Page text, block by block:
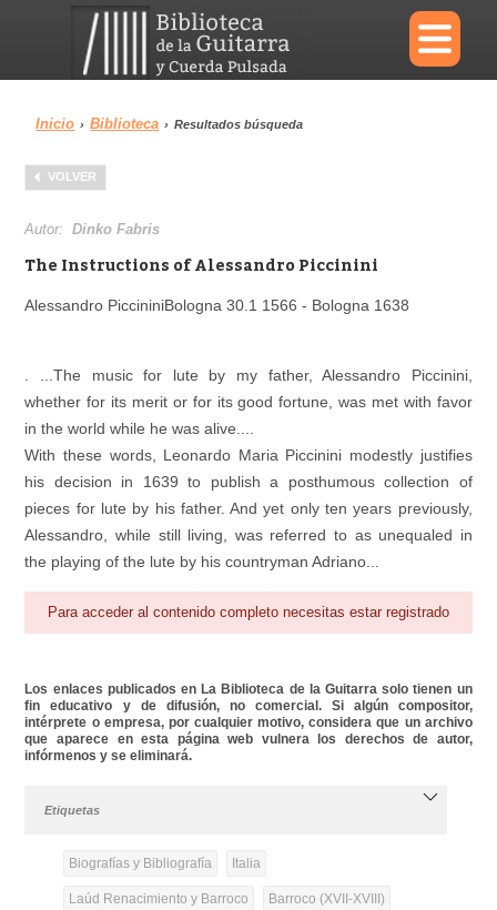
×
Menu
Biblioteca
Inicio › Biblioteca › Resultados búsqueda
VOLVER
Autor:Dinko Fabris
The Instructions of Alessandro Piccinini
Alessandro PiccininiBologna 30.1 1566 - Bologna 1638
. ...The music for lute by my father, Alessandro Piccinini,
whether for its merit or for its good fortune, was met with favor
in the world while he was alive....
With these words, Leonardo Maria Piccinini modestly justifies
his decision in 1639 to publish a posthumous collection of
pieces for lute by his father. And yet only ten years previously,
Alessandro, while still living, was referred to as unequaled in
the playing of the lute by his countryman Adriano...
Para acceder al contenido completo necesitas estar registrado
Los enlaces publicados en La Biblioteca de la Guitarra solo tienen un
fin educativo y de difusión, no comercial. Si algún compositor,
intérprete o empresa, por cualquier motivo, considera que un archivo
que aparece en esta página web vulnera los derechos de autor,
infórmenos y se eliminará.
Etiquetas
Biografías y Bibliografía Italia
Laúd Renacimiento y Barroco Barroco (XVII-XVIII)